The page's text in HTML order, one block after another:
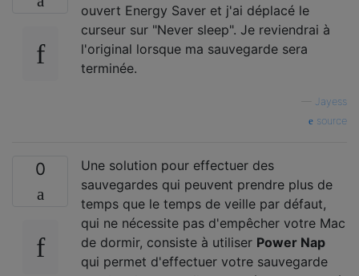
ouvert Energy Saver et j'ai déplacé le
curseur sur "Never sleep". Je reviendrai à
l'original lorsque ma sauvegarde sera
terminée.
Jayess
source
0
Une solution pour effectuer des
sauvegardes qui peuvent prendre plus de
temps que le temps de veille par défaut,
qui ne nécessite pas d'empêcher votre Mac
de dormir, consiste à utiliser Power Nap
qui permet d'effectuer votre sauvegarde